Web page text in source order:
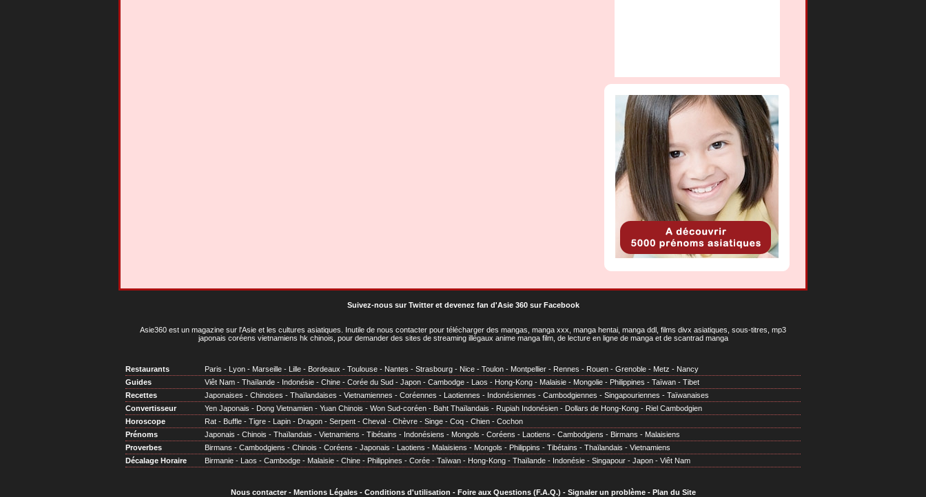
Suivez-nous sur Twitteret devenez fan d'Asie 360 sur Facebook
Asie360 est un magazine sur l'Asie et les cultures asiatiques . Inutile de nous contacter pour télécharger des mangas, manga xxx, manga hentai, manga ddl, films divx asiatiques, sous-titres, mp3
japonais coréens vietnamiens hk chinois, pour demander des sites de streaming illégaux anime manga film, de lecture en ligne de manga et de scantrad manga
Restaurants Paris - Lyon - Marseille - Lille - Bordeaux - Toulouse - Nantes - Strasbourg - Nice - Toulon - Montpellier - Rennes - Rouen - Grenoble - Metz - Nancy
Guides
Viêt Nam - Thaïlande - Indonésie - Chine - Corée du Sud - Japon - Cambodge - Laos - Hong-Kong - Malaisie - Mongolie - Philippines - Taïwan - Tibet
Recettes
Japonaises - Chinoises - Thaïlandaises - Vietnamiennes - Coréennes - Laotiennes - Indonésiennes - Cambodgiennes - Singapouriennes - Taïwanaises
Convertisseur
Yen Japonais - Dong Vietnamien - Yuan Chinois - Won Sud-coréen - Baht Thaïlandais - Rupiah Indonésien - Dollars de Hong-Kong - Riel Cambodgien
Horoscope
Rat - Buffle - Tigre - Lapin - Dragon - Serpent - Cheval - Chèvre - Singe - Coq - Chien - Cochon
Prénoms
Japonais - Chinois - Thaïlandais - Vietnamiens - Tibétains - Indonésiens - Mongols - Coréens - Laotiens - Cambodgiens - Birmans - Malaisiens
Proverbes
Birmans - Cambodgiens - Chinois - Coréens - Japonais - Laotiens - Malaisiens - Mongols - Philippins - Tibétains - Thaïlandais - Vietnamiens
Décalage Horaire
Birmanie - Laos - Cambodge - Malaisie - Chine - Philippines - Corée - Taïwan - Hong-Kong - Thaïlande - Indonésie - Singapour - Japon - Viêt Nam
Nous contacter- Mentions Légales- Conditions d'utilisation - Foire aux Questions (F.A.Q.) - Signaler un problème- Plan du Site